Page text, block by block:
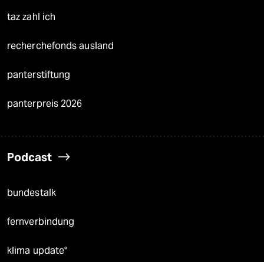
taz zahl ich
recherchefonds ausland
panterstiftung
panterpreis 2026
Podcast
bundestalk
fernverbindung
klima update°